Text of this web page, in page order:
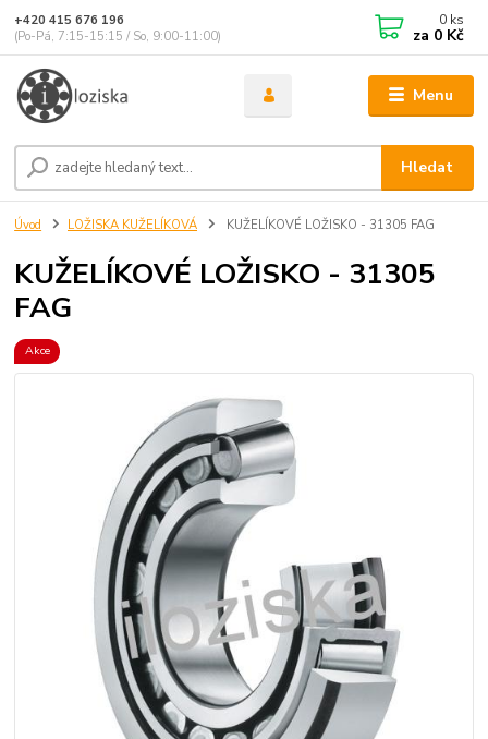
Menu
Hledat
+420 415 676 196
(Po-Pá, 7:15-15:15 / So, 9:00-11:00)
0 ks
za 0 Kč
Úvod LOŽISKA KUŽELÍKOVÁ KUŽELÍKOVÉ LOŽISKO - 31305 FAG
KUŽELÍKOVÉ LOŽISKO - 31305
FAG
Akce